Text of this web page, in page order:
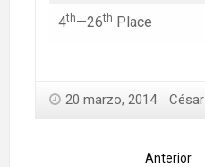
4th—26th Place
20 marzo, 2014 César
Anterior